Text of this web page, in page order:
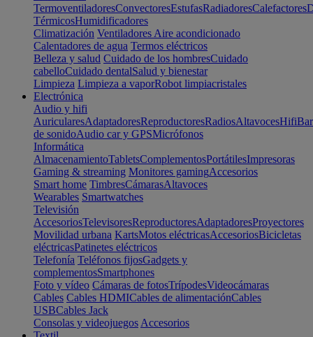
TermoventiladoresConvectoresEstufasRadiadoresCalefactores
TérmicosHumidificadores
Climatización Ventiladores Aire acondicionado
Calentadores de agua Termos eléctricos
Belleza y salud Cuidado de los hombresCuidado
cabelloCuidado dentalSalud y bienestar
Limpieza Limpieza a vaporRobot limpiacristales
Electrónica
Audio y hifi
AuricularesAdaptadoresReproductoresRadiosAltavocesHifi
de sonidoAudio car y GPSMicrófonos
Informática
AlmacenamientoTabletsComplementosPortátilesImpresoras
Gaming & streaming Monitores gamingAccesorios
Smart home TimbresCámarasAltavoces
Wearables Smartwatches
Televisión
AccesoriosTelevisoresReproductoresAdaptadoresProyectores
Movilidad urbana KartsMotos eléctricasAccesoriosBicicletas
eléctricasPatinetes eléctricos
Telefonía Teléfonos fijosGadgets y
complementosSmartphones
Foto y vídeo Cámaras de fotosTrípodesVideocámaras
Cables Cables HDMICables de alimentaciónCables
USBCables Jack
Consolas y videojuegos Accesorios